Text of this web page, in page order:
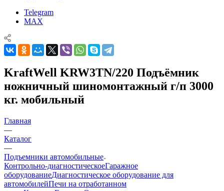
Telegram
MAX
KraftWell KRW3TN/220 Подъёмник
ножничный шиномонтажный г/п 3000
кг. мобильный
Главная
—
Каталог
—
Подъемники автомобильные
Контрольно-диагностическоеГаражное
оборудованиеДиагностическое оборудование для
автомобилейПечи на отработанном